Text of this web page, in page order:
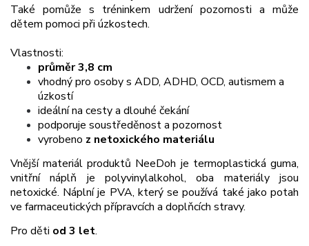
Také pomůže s tréninkem udržení pozornosti a může
dětem pomoci při úzkostech.
Vlastnosti:
průměr 3,8 cm
vhodný pro osoby s ADD, ADHD, OCD, autismem a
úzkostí
ideální na cesty a dlouhé čekání
podporuje soustředěnost a pozornost
vyrobeno z netoxického materiálu
Vnější materiál produktů NeeDoh je termoplastická guma,
vnitřní náplň je polyvinylalkohol, oba materiály jsou
netoxické. Náplní je PVA, který se používá také jako potah
ve farmaceutických přípravcích a doplňcích stravy.
Pro děti od 3 let.